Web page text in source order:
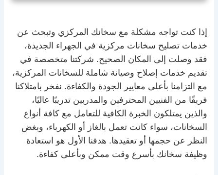
إذا كنت تواجه مشكلة مع سخانك المركزي وتبحث عن
خدمات تصليح سخانات مركزية في الجهراء الجديدة،
فقد وصلت إلى المكان الصحيح. شركتنا متخصصة في
تقديم خدمات إصلاح وصيانة شاملة للسخانات المركزية،
مع التزامنا بأعلى معايير الجودة والكفاءة. نفخر بامتلاكنا
فريقًا من الفنيين المحترفين والمدربين تدريبًا عاليًا،
والذين يمتلكون الخبرة الكافية للتعامل مع كافة أنواع
السخانات، سواء كانت تعمل بالغاز أو الكهرباء، وبغض
النظر عن حجمها أو تعقيدها. هدفنا الأول هو استعادة
وظيفة سخانك بأسرع وقت ممكن وبأعلى كفاءة.